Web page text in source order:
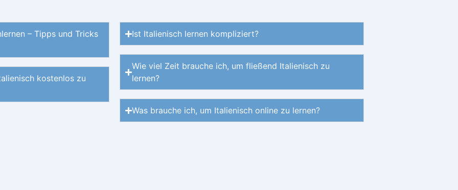
– Tipps und Tricks
kostenlos zu
Ist Italienisch lernen kompliziert?
Wie viel Zeit brauche ich, um fließend Italienisch zu
lernen?
Was brauche ich, um Italienisch online zu lernen?